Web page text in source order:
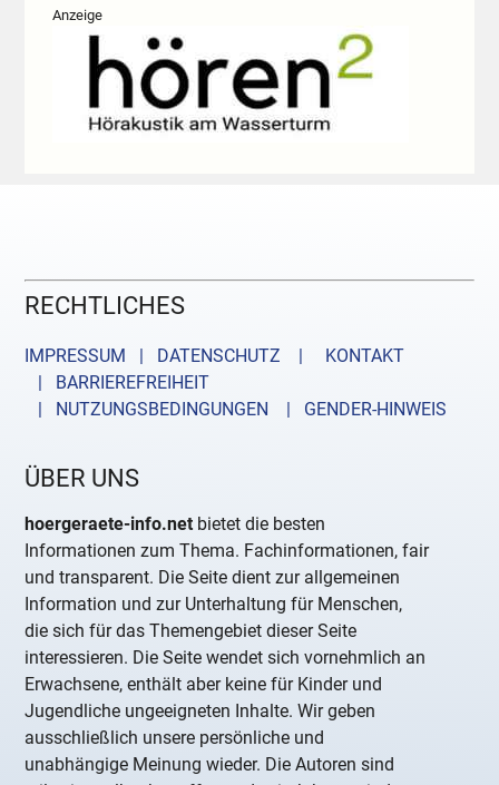
Anzeige
RECHTLICHES
IMPRESSUM | DATENSCHUTZ |
KONTAKT
| BARRIEREFREIHEIT
| NUTZUNGSBEDINGUNGEN
| GENDER-HINWEIS
ÜBER UNS
hoergeraete-info.net bietet die besten
Informationen zum Thema. Fachinformationen, fair
und transparent. Die Seite dient zur allgemeinen
Information und zur Unterhaltung für Menschen,
die sich für das Themengebiet dieser Seite
interessieren. Die Seite wendet sich vornehmlich an
Erwachsene, enthält aber keine für Kinder und
Jugendliche ungeeigneten Inhalte. Wir geben
ausschließlich unsere persönliche und
unabhängige Meinung wieder. Die Autoren sind